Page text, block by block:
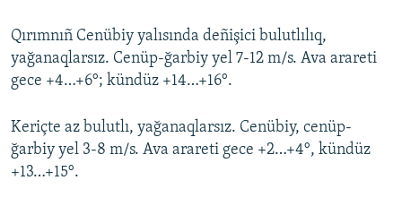
Qırımnıñ Cenübiy yalısında deñişici bulutlılıq,
yağanaqlarsız. Cenüp-ğarbiy yel 7-12 m/s. Ava arareti
gece +4…+6°; kündüz +14…+16°.
Keriçte az bulutlı, yağanaqlarsız. Cenübiy, cenüp-
ğarbiy yel 3-8 m/s. Ava arareti gece +2…+4°, kündüz
+13…+15°.